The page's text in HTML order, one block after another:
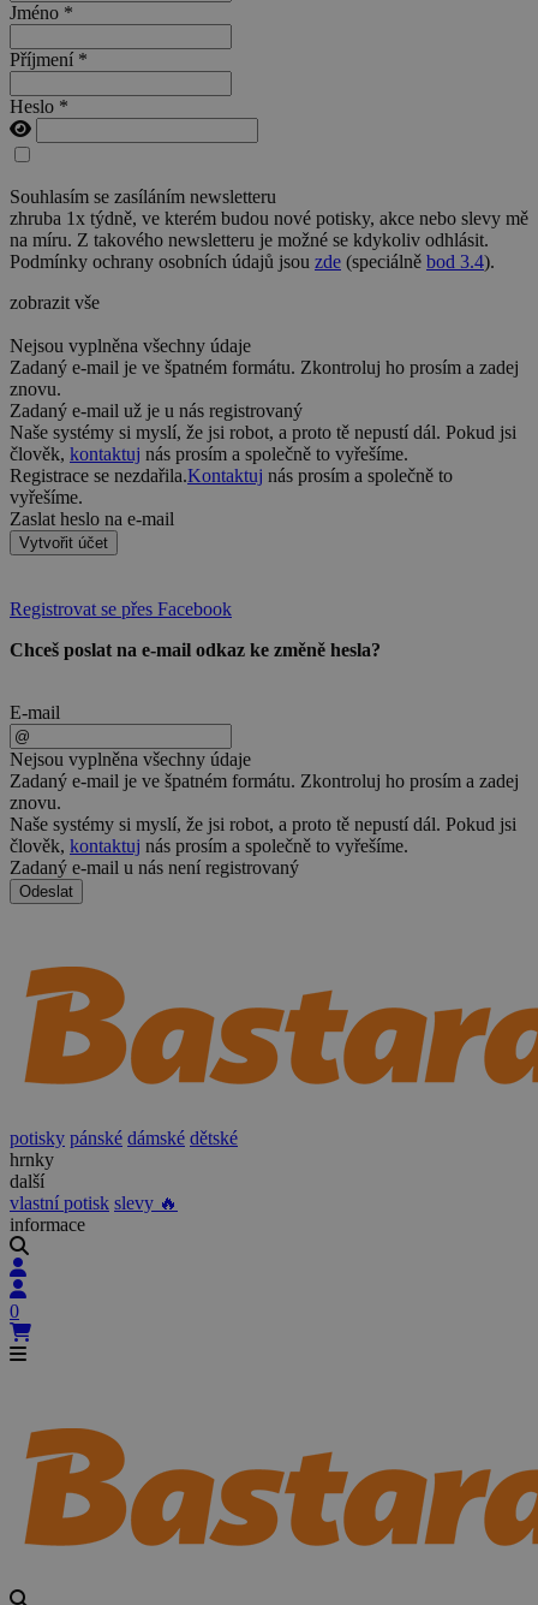
Jméno *
Příjmení *
Heslo *
Souhlasím se zasíláním newsletteru
zhruba 1x týdně, ve kterém budou nové potisky, akce nebo slevy mě
na míru. Z takového newsletteru je možné se kdykoliv odhlásit.
Podmínky ochrany osobních údajů jsou zde (speciálně bod 3.4).
zobrazit vše
Nejsou vyplněna všechny údaje
Zadaný e-mail je ve špatném formátu. Zkontroluj ho prosím a zadej
znovu.
Zadaný e-mail už je u nás registrovaný
Naše systémy si myslí, že jsi robot, a proto tě nepustí dál. Pokud jsi
člověk, kontaktuj nás prosím a společně to vyřešíme.
Registrace se nezdařila.Kontaktuj nás prosím a společně to
vyřešíme.
Zaslat heslo na e-mail
Vytvořit účet
Registrovat se přes Facebook
Chceš poslat na e-mail odkaz ke změně hesla?
E-mail
Nejsou vyplněna všechny údaje
Zadaný e-mail je ve špatném formátu. Zkontroluj ho prosím a zadej
znovu.
Naše systémy si myslí, že jsi robot, a proto tě nepustí dál. Pokud jsi
člověk, kontaktuj nás prosím a společně to vyřešíme.
Zadaný e-mail u nás není registrovaný
Odeslat
potisky pánské dámské dětské
hrnky
další
vlastní potisk slevy 🔥
informace
0